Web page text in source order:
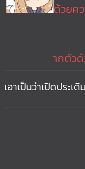
ด้วยค
ากตัว
เอาเป็นว่าเปิดประเ